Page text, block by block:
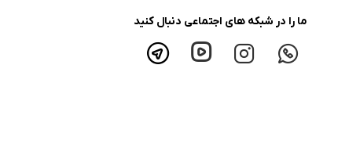
ما را در شبکه های اجتماعی دنبال کنید